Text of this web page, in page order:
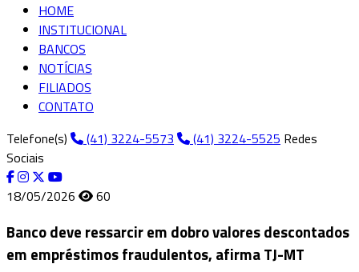
HOME
INSTITUCIONAL
BANCOS
NOTÍCIAS
FILIADOS
CONTATO
Telefone(s)
(41) 3224-5573 (41) 3224-5525 Redes
Sociais
18/05/2026
60
Banco deve ressarcir em dobro valores descontados
em empréstimos fraudulentos, afirma TJ-MT